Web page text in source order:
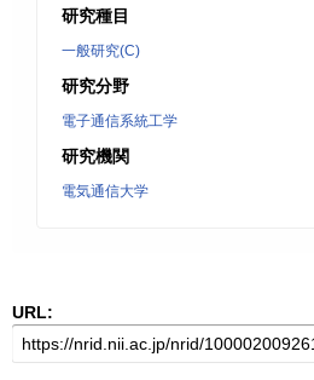
研究種目
一般研究(C)
研究分野
電子通信系統工学
研究機関
電気通信大学
URL: